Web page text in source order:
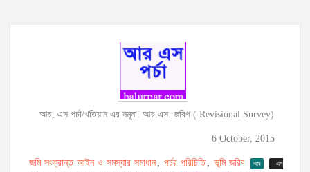
আর, এস পর্চা/খতিয়ান এর নমূনা: আর.এস. জরিপ ( Revisional Survey)
6 October, 2015
জমি সংক্রান্ত আইন ও সমস্যার সমাধান পর্চর পরিচিতি ভূমি জরিব আর
এস